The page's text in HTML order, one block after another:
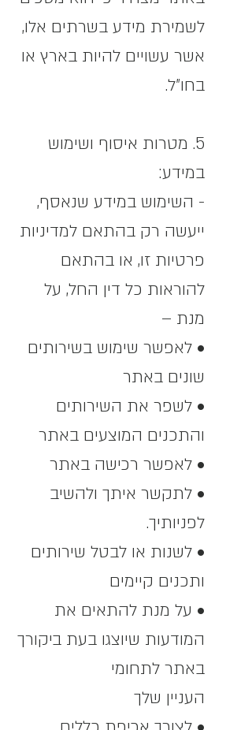
לשמירת מידע בשרתים אלו,
אשר עשויים להיות בארץ או
בחו"ל.
5. מטרות איסוף ושימוש
במידע:
- השימוש במידע שנאסף,
ייעשה רק בהתאם למדיניות
פרטיות זו, או בהתאם
להוראות כל דין החל, על
מנת –
• לאפשר שימוש בשירותים
שונים באתר
• לשפר את השירותים
והתכנים המוצעים באתר
• לאפשר רכישה באתר
• לתקשר איתך ולהשיב
לפניותיך.
• לשנות או לבטל שירותים
ותכנים קיימים
• על מנת להתאים את
המודעות שיוצגו בעת ביקורך
באתר לתחומי
העניין שלך